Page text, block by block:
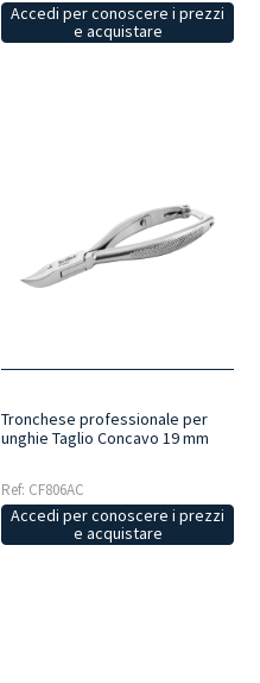
Accedi per conoscere i prezzi
e acquistare
Tronchese professionale per
unghie Taglio Concavo 19 mm
Ref: CF806AC
Accedi per conoscere i prezzi
e acquistare